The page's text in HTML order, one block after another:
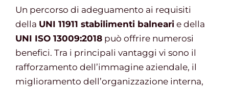
Un percorso di adeguamento ai requisiti
della UNI 11911 stabilimenti balneari e della
UNI ISO 13009:2018 può offrire numerosi
benefici. Tra i principali vantaggi vi sono il
rafforzamento dell’immagine aziendale, il
miglioramento dell’organizzazione interna,